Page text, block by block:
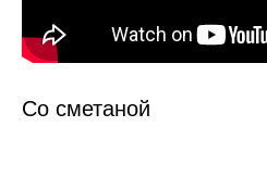
Со сметаной